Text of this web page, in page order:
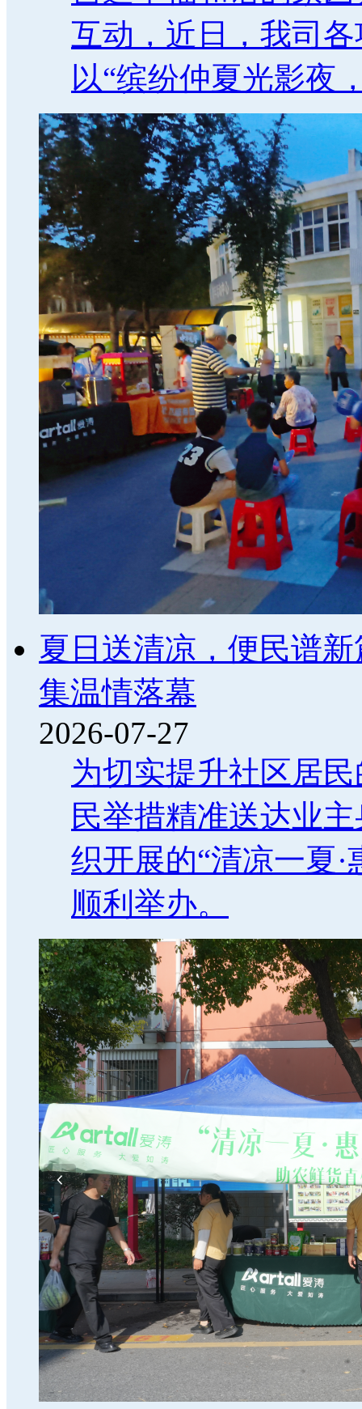
互动，近日，我司
以“缤纷仲夏光影夜
夏日送清凉，便民谱
集温情落幕
2026-07-27
为切实提升社区居
民举措精准送达业
织开展的“清凉一夏
顺利举办。